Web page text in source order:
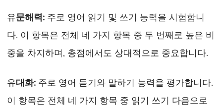
유문해력: 주로 영어 읽기 및 쓰기 능력을 시험합니
다. 이 항목은 전체 네 가지 항목 중 두 번째로 높은 비
중을 차지하며, 총점에서도 상대적으로 중요합니다.
유대화: 주로 영어 듣기와 말하기 능력을 평가합니다.
이 항목은 전체 네 가지 항목 중 읽기 쓰기 다음으로